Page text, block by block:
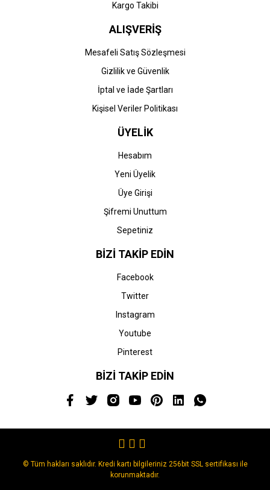
Kargo Takibi
ALIŞVERİŞ
Mesafeli Satış Sözleşmesi
Gizlilik ve Güvenlik
İptal ve İade Şartları
Kişisel Veriler Politikası
ÜYELİK
Hesabım
Yeni Üyelik
Üye Girişi
Şifremi Unuttum
Sepetiniz
BİZİ TAKİP EDİN
Facebook
Twitter
Instagram
Youtube
Pinterest
BİZİ TAKİP EDİN
© Tüm hakları saklıdır. Kredi kartı bilgileriniz 256bit SSL sertifikası ile
korunmaktadır.